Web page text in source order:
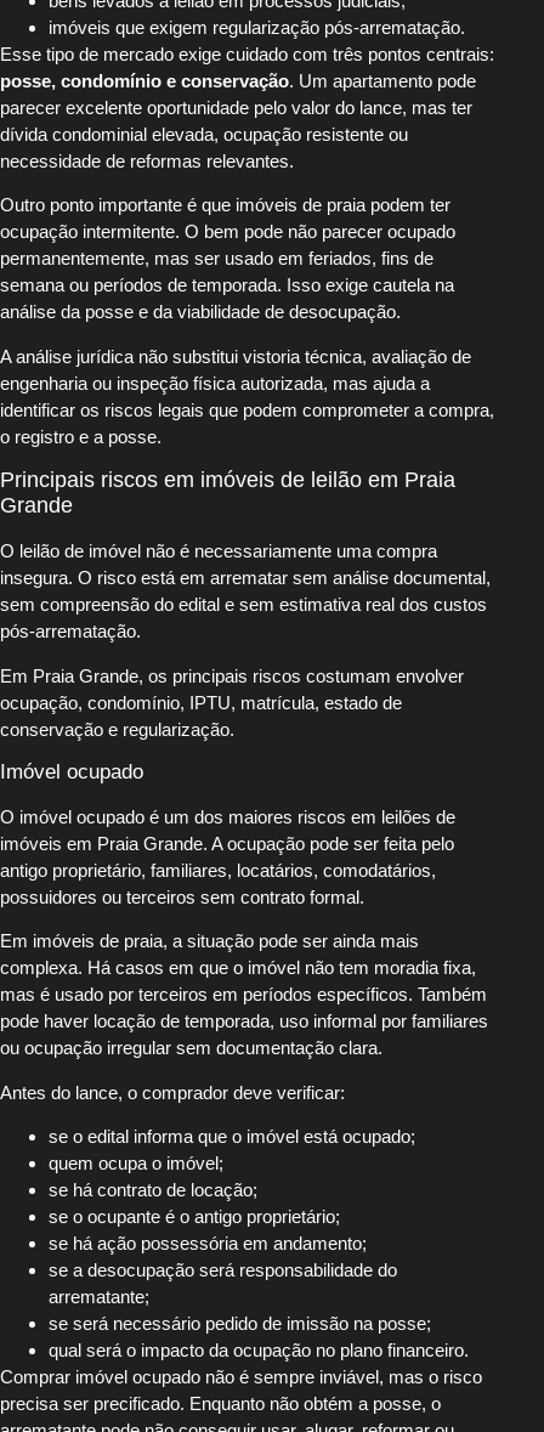
imóveis que exigem regularização pós-arrematação.
Esse tipo de mercado exige cuidado com três pontos centrais:
posse, condomínio e conservação. Um apartamento pode
parecer excelente oportunidade pelo valor do lance, mas ter
dívida condominial elevada, ocupação resistente ou
necessidade de reformas relevantes.
Outro ponto importante é que imóveis de praia podem ter
ocupação intermitente. O bem pode não parecer ocupado
permanentemente, mas ser usado em feriados, fins de
semana ou períodos de temporada. Isso exige cautela na
análise da posse e da viabilidade de desocupação.
A análise jurídica não substitui vistoria técnica, avaliação de
engenharia ou inspeção física autorizada, mas ajuda a
identificar os riscos legais que podem comprometer a compra,
o registro e a posse.
Principais riscos em imóveis de leilão em Praia
Grande
O leilão de imóvel não é necessariamente uma compra
insegura. O risco está em arrematar sem análise documental,
sem compreensão do edital e sem estimativa real dos custos
pós-arrematação.
Em Praia Grande, os principais riscos costumam envolver
ocupação, condomínio, IPTU, matrícula, estado de
conservação e regularização.
Imóvel ocupado
O imóvel ocupado é um dos maiores riscos em leilões de
imóveis em Praia Grande. A ocupação pode ser feita pelo
antigo proprietário, familiares, locatários, comodatários,
possuidores ou terceiros sem contrato formal.
Em imóveis de praia, a situação pode ser ainda mais
complexa. Há casos em que o imóvel não tem moradia fixa,
mas é usado por terceiros em períodos específicos. Também
pode haver locação de temporada, uso informal por familiares
ou ocupação irregular sem documentação clara.
Antes do lance, o comprador deve verificar:
se o edital informa que o imóvel está ocupado;
quem ocupa o imóvel;
se há contrato de locação;
se o ocupante é o antigo proprietário;
se há ação possessória em andamento;
se a desocupação será responsabilidade do
arrematante;
se será necessário pedido de imissão na posse;
qual será o impacto da ocupação no plano financeiro.
Comprar imóvel ocupado não é sempre inviável, mas o risco
precisa ser precificado. Enquanto não obtém a posse, o